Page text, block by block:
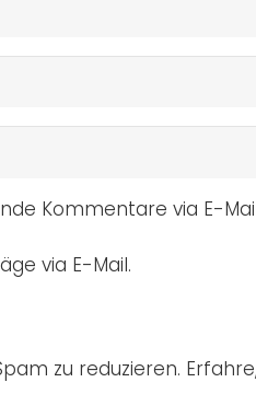
Kommentare via E-
via E-Mail.
zu reduzieren.